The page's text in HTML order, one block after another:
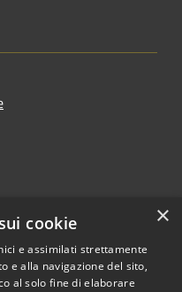
×
cookie
e assimilati strettamente
e alla navigazione del sito,
al solo fine di elaborare